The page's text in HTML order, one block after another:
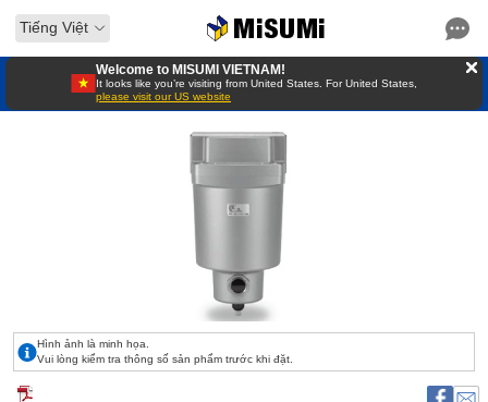
Tiếng Việt
Welcome to MISUMI VIETNAM!
It looks like you’re visiting from United States. For United States,
please visit our US website
Hình ảnh là minh họa.
Vui lòng kiểm tra thông số sản phẩm trước khi đặt.